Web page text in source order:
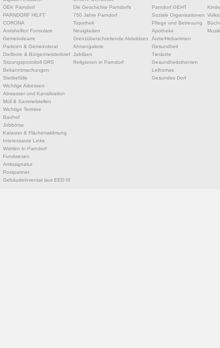
ÖEK Parndorf
PARNDORF HILFT
CORONA
Amtshelfer/ Formulare
Gemeindeamt
Parteien & Gemeinderat
Dorfbote & Bürgermeisterbrief
Sitzungsprotokoll GRS
Bekanntmachungen
Sterbefälle
Wichtige Adressen
Abwasser und Kanalisation
Müll & Sammelstellen
Wichtige Termine
Bauhof
Jobbörse
Kataster & Flächenwidmung
Interessante Links
Wahlen in Parndorf
Fundwesen
Amtssignatur
Postpartner
Gebäudeinventar laut EED III
Die Geschichte Parndorfs
750 Jahre Parndorf
Topothek
Neuigkeiten
Grenzüberschreitende Aktivitäten
Ahnengalerie
Jubiläen
Religionen in Parndorf
Parndorf GEHT
Soziale Organisationen
Pflege und Betreuung
Apotheke
Ärzte/Hebammen
Gesundheit
Tierärzte
Gesundheitsthemen
Leihomas
Gesundes Dorf